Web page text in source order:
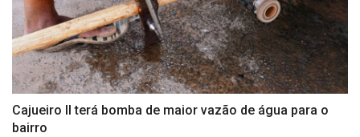
Cajueiro II terá bomba de maior vazão de água para o
bairro